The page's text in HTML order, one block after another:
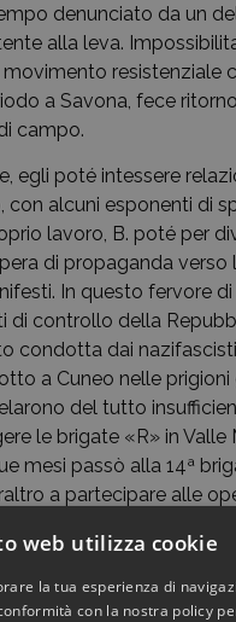
denunciato da un
alla leva.
resistenziale
a Savona, fece
campo.
egli poté intessere
alcuni esponenti di
lavoro, B. poté per
di propaganda
In questo fervore
controllo della
condotta dai
a Cuneo nelle
del tutto
le brigate «R» in Valle
mesi passò alla 14ª
a partecipare alle
anche segretario
web utilizza cookie
la tua esperienza di
con la nostra policy